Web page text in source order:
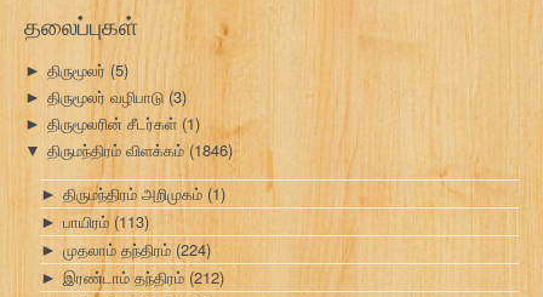
தலைப்புகள்
► திருமூலர் (5)
► திருமூலர் வழிபாடு (3)
► திருமூலரின் சீடர்கள் (1)
▼ திருமந்திரம் விளக்கம் (1846)
► திருமந்திரம் அறிமுகம் (1)
► பாயிரம் (113)
► முதலாம் தந்திரம் (224)
► இரண்டாம் தந்திரம் (212)